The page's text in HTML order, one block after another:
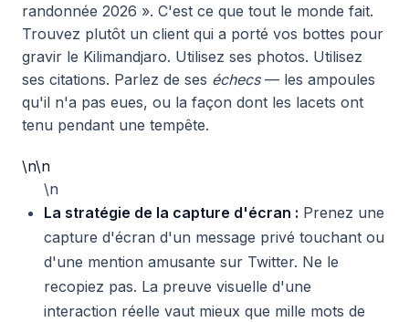
randonnée 2026 ». C'est ce que tout le monde fait.
Trouvez plutôt un client qui a porté vos bottes pour
gravir le Kilimandjaro. Utilisez ses photos. Utilisez
ses citations. Parlez de ses échecs— les ampoules
qu'il n'a pas eues, ou la façon dont les lacets ont
tenu pendant une tempête.
\n\n
\n
La stratégie de la capture d'écran : Prenez une
capture d'écran d'un message privé touchant ou
d'une mention amusante sur Twitter. Ne le
recopiez pas. La preuve visuelle d'une
interaction réelle vaut mieux que mille mots de